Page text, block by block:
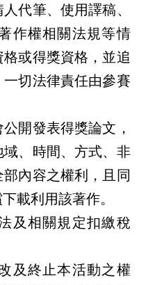
代筆、使用譯稿、
作權相關法規等情
或得獎資格，並追
切法律責任由參賽
開發表得獎論文，
、時間、方式、非
內容之權利，且同
載利用該著作。
及相關規定扣繳稅
及終止本活動之權